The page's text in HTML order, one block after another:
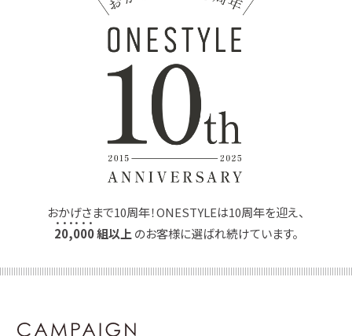
おかげさまで10周年！ONESTYLEは10周年を迎え、
20,000組以上 のお客様に選ばれ続けています。